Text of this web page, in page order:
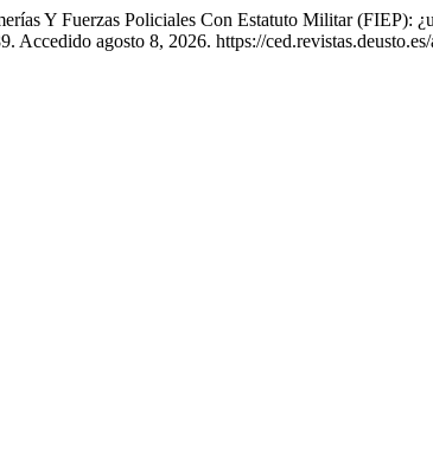
Y Fuerzas Policiales Con Estatuto Militar (FIEP):
Accedido agosto 8, 2026. https://